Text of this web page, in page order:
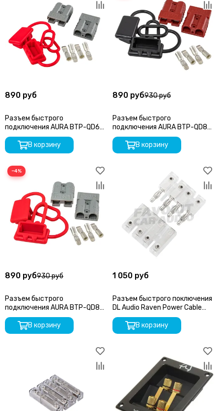
890 руб
Разъем быстрого
подключения AURA BTP-QD6G
серый
В корзину
890 руб930 руб
Разъем быстрого
подключения AURA BTP-QD8R
красный
В корзину
−4%
890 руб930 руб
Разъем быстрого
подключения AURA BTP-QD8G
серый
В корзину
1 050 руб
Разъем быстрого поключения
DL Audio Raven Power Cable
Splitter
В корзину